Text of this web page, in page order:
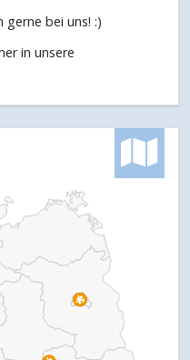
bei uns! :)
in unsere